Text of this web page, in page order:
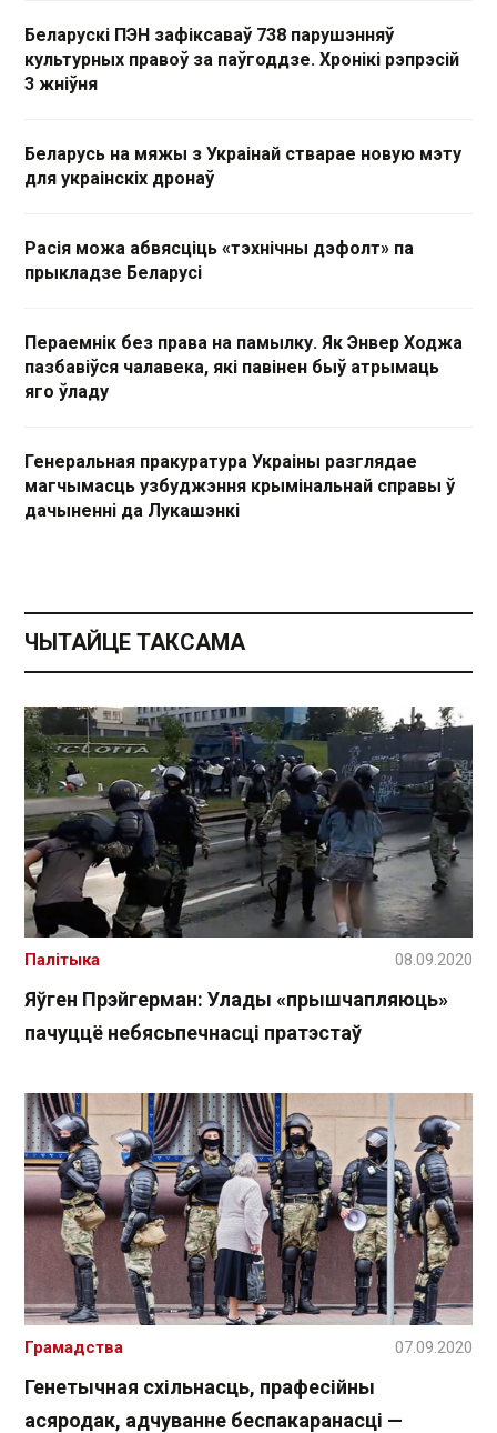
Беларускі ПЭН зафіксаваў 738 парушэнняў
культурных правоў за паўгоддзе. Хронікі рэпрэсій
3 жніўня
Беларусь на мяжы з Украінай стварае новую мэту
для украінскіх дронаў
Расія можа абвясціць «тэхнічны дэфолт» па
прыкладзе Беларусі
Пераемнік без права на памылку. Як Энвер Ходжа
пазбавіўся чалавека, які павінен быў атрымаць
яго ўладу
Генеральная пракуратура Украіны разглядае
магчымасць узбуджэння крымінальнай справы ў
дачыненні да Лукашэнкі
ЧЫТАЙЦЕ ТАКСАМА
Яўген Прэйгерман: Улады «прышчапляюць»
пачуццё небясьпечнасці пратэстаў
Палітыка 08.09.2020
Генетычная схільнасць, прафесійны
асяродак, адчуванне беспакаранасці —
Грамадства 07.09.2020